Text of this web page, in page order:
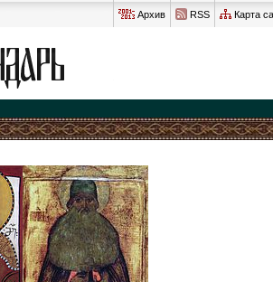
Архив RSS Карта